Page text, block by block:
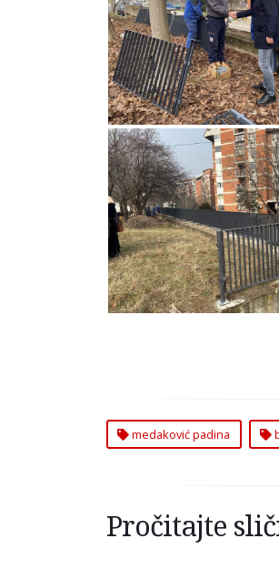
Nova ograda za
bezbednost
Medaković
Ograda za veću
građana
medaković padina
Pročitajte